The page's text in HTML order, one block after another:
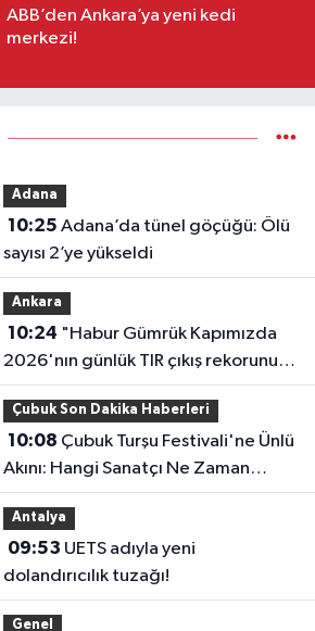
ABB’den Ankara’ya yeni kedi
merkezi!
Adana
10:25
sayısı 2’ye yükseldi
Ankara
10:24
2026'nın günlük TIR çıkış rekorunu
kırdık"
Çubuk Son Dakika Haberleri
10:08
Akını: Hangi Sanatçı Ne Zaman
Çıkacak?
Antalya
09:53
dolandırıcılık tuzağı!
Genel